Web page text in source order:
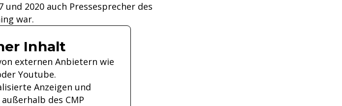
2020 auch Pressesprecher des
war.
Inhalt
externen Anbietern wie
Youtube.
Anzeigen und
des CMP